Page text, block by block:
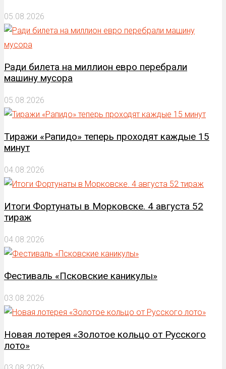
05.08.2026
Ради билета на миллион евро перебрали
машину мусора
05.08.2026
Тиражи «Рапидо» теперь проходят каждые 15
минут
04.08.2026
Итоги Фортунаты в Морковске. 4 августа 52
тираж
04.08.2026
Фестиваль «Псковские каникулы»
03.08.2026
Новая лотерея «Золотое кольцо от Русского
лото»